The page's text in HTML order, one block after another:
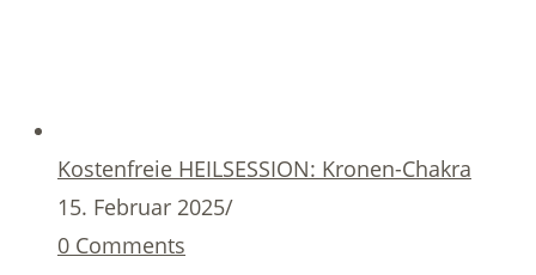
Kostenfreie HEILSESSION: Kronen-Chakra
15. Februar 2025/
0 Comments